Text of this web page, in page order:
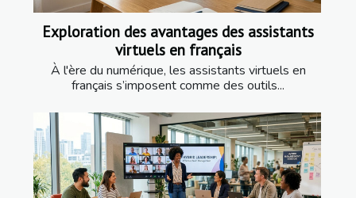
Exploration des avantages des assistants
virtuels en français
À l'ère du numérique, les assistants virtuels en
français s’imposent comme des outils...